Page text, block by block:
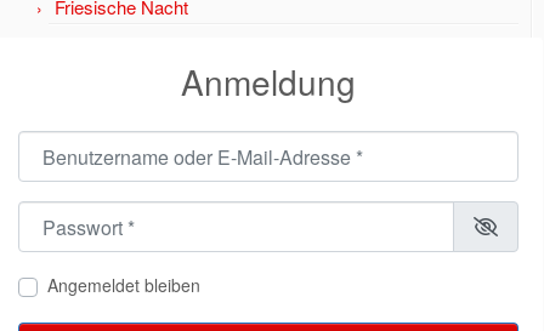
Friesische Nacht
Anmeldung
Angemeldet bleiben